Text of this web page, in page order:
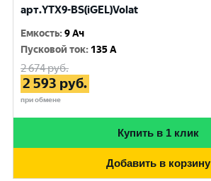
арт.YTX9-BS(iGEL)Volat
Емкость:9 Ач
Пусковой ток: 135 A
2 674руб.
2 593 руб.
при обмене
Купить в 1 клик
Добавить в корзину